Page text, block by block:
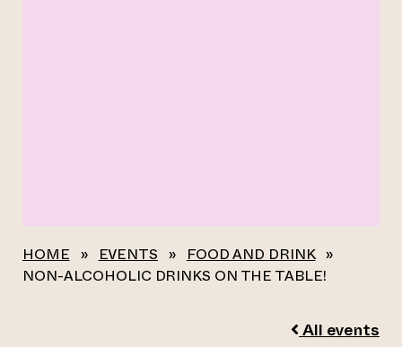
HOME » EVENTS » FOOD AND DRINK »
NON-ALCOHOLIC DRINKS ON THE TABLE!
All events